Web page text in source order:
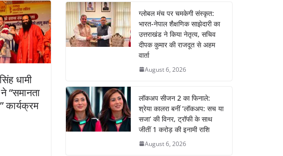
धामी
“समानता
कार्यक्रम
ग्लोबल मंच पर चमकेगी संस्कृत:
भारत-नेपाल शैक्षणिक साझेदारी का
उत्तराखंड ने किया नेतृत्व, सचिव
दीपक कुमार की राजदूत से अहम
वार्ता
August 6, 2026
लॉकअप सीजन 2 का फिनाले:
श्रेया कालरा बनीं ‘लॉकअप: सच या
सजा’ की विनर, ट्रॉफी के साथ
जीतीं 1 करोड़ की इनामी राशि
August 6, 2026